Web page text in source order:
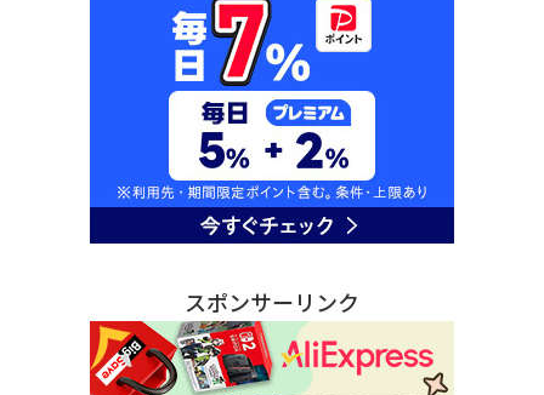
スポンサーリンク